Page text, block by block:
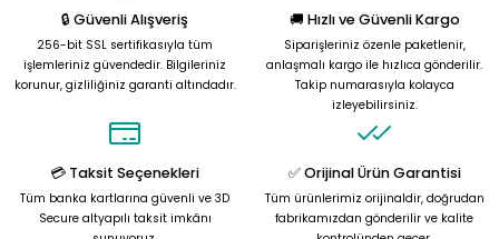
Ürün resmi kalitesiz, bozuk veya görüntülenemiyor.
Ürün açıklamasında eksik bilgiler bulunuyor.
Ürün bilgilerinde hatalar bulunuyor.
Ürün fiyatı diğer sitelerden daha pahalı.
🔒 Güvenli Alışveriş
256-bit SSL sertifikasıyla tüm
işlemleriniz güvendedir. Bilgileriniz
korunur, gizliliğiniz garanti altındadır.
🚚 Hızlı ve Güvenli Kargo
Siparişleriniz özenle paketlenir,
anlaşmalı kargo ile hızlıca gönderilir.
Takip numarasıyla kolayca
izleyebilirsiniz.
💳 Taksit Seçenekleri
Tüm banka kartlarına güvenli ve 3D
Secure altyapılı taksit imkânı
✅ Orijinal Ürün Garantisi
Tüm ürünlerimiz orijinaldir, doğrudan
fabrikamızdan gönderilir ve kalite